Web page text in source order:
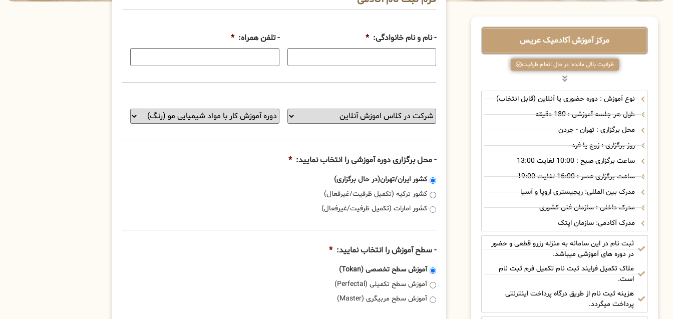
مرکز آموزش آکادمیک عریس
ظرفیت باقی مانده: در حال اتمام ظرفیت
نوع آموزش : دوره حضوری یا آنلاین (قابل انتخاب)
طول هر جلسه آموزشی : 180 دقیقه
محل برگزاری : تهران - جردن
روز برگزاری : زوج یا فرد
ساعت برگزاری صبح : 10:00 لغایت 13:00
ساعت برگزاری عصر : 16:00 لغایت 19:00
مدرک بین المللی: ریجیستری اروپا و آسیا
مدرک داخلی : سازمان فنی کشوری
مدرک آکادمی: سازمان اپتک
ثبت نام در این سامانه به منزله رزرو قطعی و حضور
در دوره های آموزشی میباشد.
ملاک تکمیل فرایند ثبت نام تکمیل فرم ثبت نام
است.
هزینه ثبت نام از طریق درگاه پرداخت اینترنتی
پرداخت میگردد.
- نام و نام خانوادگی: * - تلفن همراه: *
شرایط
دوره
شما
است
-
عنوان
آموزشی
- محل برگزاری دوره آموزشی را انتخاب نمایید: *
کشور ایران/تهران(در حال برگزاری)
کشور ترکیه (تکمیل ظرفیت/غیرفعال)
کشور امارات (تکمیل ظرفیت/غیرفعال)
- سطح آموزش را انتخاب نمایید: *
آموزش سطح تخصصی (Tokan)
آموزش سطح تکمیلی (Perfectal)
آموزش سطح مربیگری (Master)